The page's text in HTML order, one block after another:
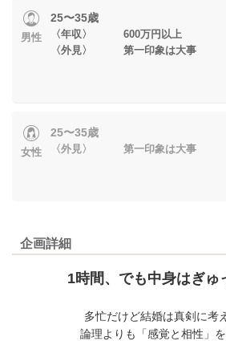
男性
25〜35歳
〈年収〉 600万円以上
〈外見〉 第一印象は大事
女性
25〜35歳
〈外見〉 第一印象は大事
企画詳細
1時間、でも中身はぎゅ
多忙だけど結婚は真剣に考
論理よりも「感覚と相性」を